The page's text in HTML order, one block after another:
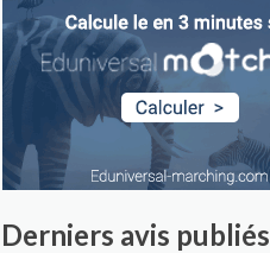
Derniers avis publiés